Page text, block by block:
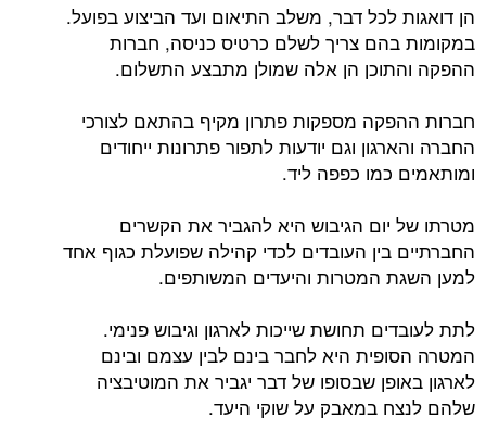
הן דואגות לכל דבר, משלב התיאום ועד הביצוע בפועל.
במקומות בהם צריך לשלם כרטיס כניסה, חברות
ההפקה והתוכן הן אלה שמולן מתבצע התשלום.
חברות ההפקה מספקות פתרון מקיף בהתאם לצורכי
החברה והארגון וגם יודעות לתפור פתרונות ייחודים
ומותאמים כמו כפפה ליד.
מטרתו של יום הגיבוש היא להגביר את הקשרים
החברתיים בין העובדים לכדי קהילה שפועלת כגוף אחד
למען השגת המטרות והיעדים המשותפים.
לתת לעובדים תחושת שייכות לארגון וגיבוש פנימי.
המטרה הסופית היא לחבר בינם לבין עצמם ובינם
לארגון באופן שבסופו של דבר יגביר את המוטיבציה
שלהם לנצח במאבק על שוקי היעד.